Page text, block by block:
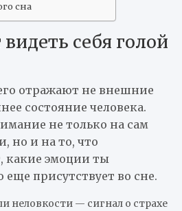
сна
себя голой
отражают не внешние
состояние человека.
не только на сам
но и на то, что
какие эмоции ты
присутствует во сне.
неловкости — сигнал о страхе